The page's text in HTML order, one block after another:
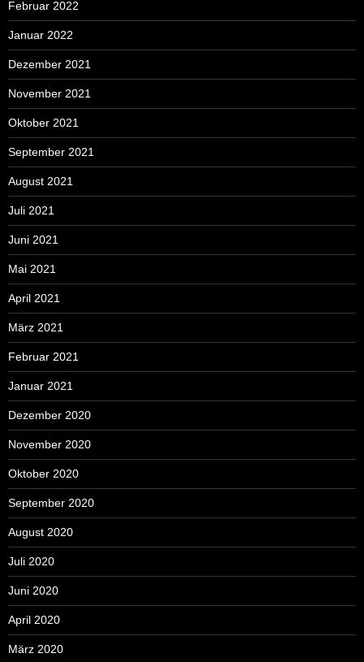
Februar 2022
Januar 2022
Dezember 2021
November 2021
Oktober 2021
September 2021
August 2021
Juli 2021
Juni 2021
Mai 2021
April 2021
März 2021
Februar 2021
Januar 2021
Dezember 2020
November 2020
Oktober 2020
September 2020
August 2020
Juli 2020
Juni 2020
April 2020
März 2020